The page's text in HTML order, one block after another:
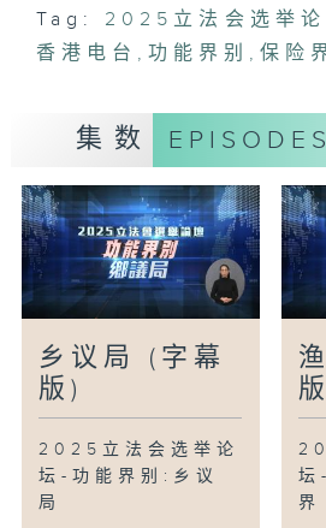
Tag: 2025立法会选举论
香港电台 ,功能界别 ,保险
集数 EPISODES
乡议局 (字幕
版)
2025立法会选举论
坛-功能界别:乡议
局
坛
界